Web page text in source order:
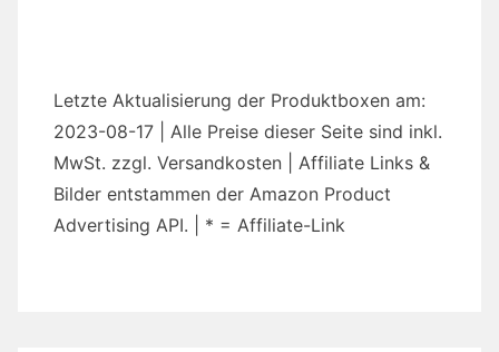
Letzte Aktualisierung der Produktboxen am:
2023-08-17 | Alle Preise dieser Seite sind inkl.
MwSt. zzgl. Versandkosten | Affiliate Links &
Bilder entstammen der Amazon Product
Advertising API. | * = Affiliate-Link